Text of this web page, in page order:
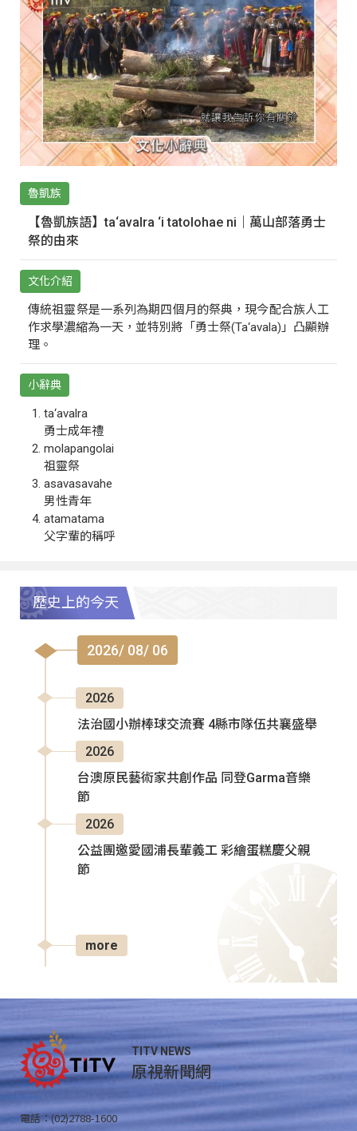
魯凱族
【魯凱族語】ta‘avalra ‘i tatolohae ni｜萬山部落勇士
祭的由來
文化介紹
傳統祖靈祭是一系列為期四個月的祭典，現今配合族人工
作求學濃縮為一天，並特別將「勇士祭(Ta‘avala)」凸顯辦
理。
小辭典
ta‘avalra
勇士成年禮
molapangolai
祖靈祭
asavasavahe
男性青年
atamatama
父字輩的稱呼
歷史上的今天
2026/ 08/ 06
2026
法治國小辦棒球交流賽 4縣市隊伍共襄盛舉
2026
台澳原民藝術家共創作品 同登Garma音樂
節
2026
公益團邀愛國浦長輩義工 彩繪蛋糕慶父親
節
more
TITV NEWS
原視新聞網
電話：(02)2788-1600